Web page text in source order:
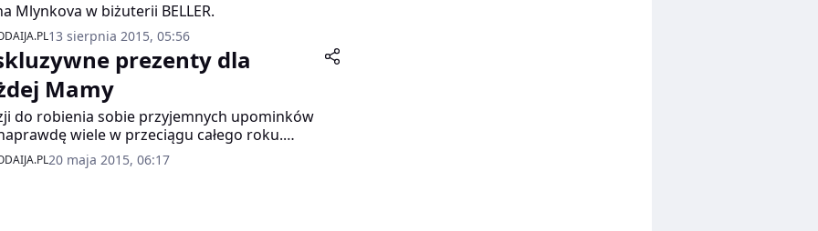
Mlynkova w biżuterii BELLER.
13 sierpnia 2015, 05:56
prezenty dla
Mamy
do robienia sobie przyjemnych upominków
wiele w przeciągu całego roku.
tj. 26 maja zbliża się ważny dla
„Dzień Matki”. To wyśmienita okazja do
20 maja 2015, 06:17